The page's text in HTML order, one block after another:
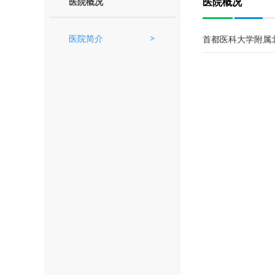
医院简介
医院概况
首都医科大学附属